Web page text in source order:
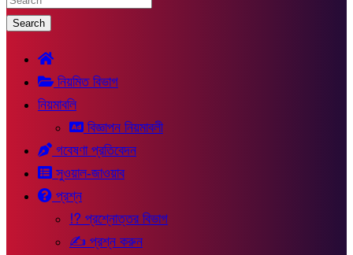
Search
নিয়মিত বিভাগ
নিয়মাবলি
বিজ্ঞাপন নিয়মাবলী
গবেষণা প্রতিবেদন
সুওয়াল-জাওয়াব
প্রশ্ন
⁉ প্রশ্নোত্তর বিভাগ
✍ প্রশ্ন করুন